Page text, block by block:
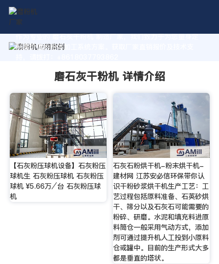
作为专业的 磨石灰干粉机 制造厂家，我们致力于为您量身定
制高价值的粉体加工系统方案。获取厂家直销报价及技术支
磨石灰干粉机 详情介绍
【石灰粉压球机设备】石灰粉压
球机生 石灰粉压球机 石灰粉压
球机 ¥5.66万⁄台 石灰粉压球
机
石灰石粉烘干机-粉末烘干机-
建材网 江苏安必信环保带你认
识干粉砂浆烘干机生产工艺：工
艺过程包括原料准备、石英砂烘
干、筛分以及石灰石可能需要的
粉碎、研磨。水泥和填充料进原
料筒仓一般采用气动方式，添加
剂可通过提升机人工投到小原料
仓或罐中。目前的生产形式大多
都是垂直的塔状。